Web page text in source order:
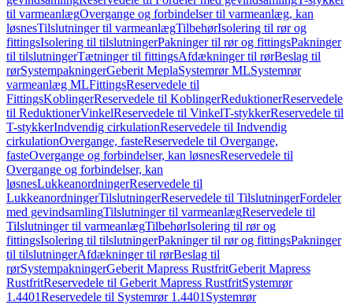
til varmeanlægOvergange og forbindelser til varmeanlæg, kan
løsnesTilslutninger til varmeanlægTilbehørIsolering til rør og
fittingsIsolering til tilslutningerPakninger til rør og fittingsPakninger
til tilslutningerTætninger til fittingsAfdækninger til rørBeslag til
rørSystempakningerGeberit MeplaSystemrør MLSystemrør
varmeanlæg MLFittingsReservedele til
FittingsKoblingerReservedele til KoblingerReduktionerReservedele
til ReduktionerVinkelReservedele til VinkelT-stykkerReservedele til
T-stykkerIndvendig cirkulationReservedele til Indvendig
cirkulationOvergange, fasteReservedele til Overgange,
fasteOvergange og forbindelser, kan løsnesReservedele til
Overgange og forbindelser, kan
løsnesLukkeanordningerReservedele til
LukkeanordningerTilslutningerReservedele til TilslutningerFordeler
med gevindsamlingTilslutninger til varmeanlægReservedele til
Tilslutninger til varmeanlægTilbehørIsolering til rør og
fittingsIsolering til tilslutningerPakninger til rør og fittingsPakninger
til tilslutningerAfdækninger til rørBeslag til
rørSystempakningerGeberit Mapress RustfritGeberit Mapress
RustfritReservedele til Geberit Mapress RustfritSystemrør
1.4401Reservedele til Systemrør 1.4401 Systemrør